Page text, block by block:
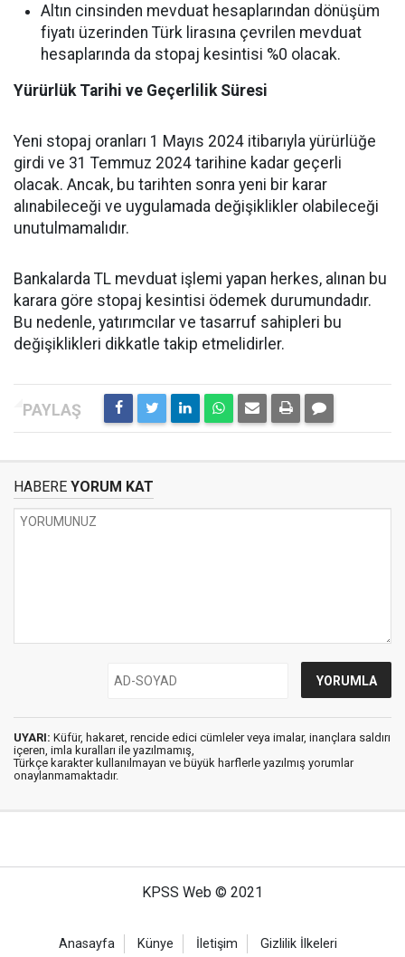
Altın cinsinden mevduat hesaplarından dönüşüm
fiyatı üzerinden Türk lirasına çevrilen mevduat
hesaplarında da stopaj kesintisi %0 olacak.
Yürürlük Tarihi ve Geçerlilik Süresi
Yeni stopaj oranları 1 Mayıs 2024 itibarıyla yürürlüğe
girdi ve 31 Temmuz 2024 tarihine kadar geçerli
olacak. Ancak, bu tarihten sonra yeni bir karar
alınabileceği ve uygulamada değişiklikler olabileceği
unutulmamalıdır.
Bankalarda TL mevduat işlemi yapan herkes, alınan bu
karara göre stopaj kesintisi ödemek durumundadır.
Bu nedenle, yatırımcılar ve tasarruf sahipleri bu
değişiklikleri dikkatle takip etmelidirler.
HABERE YORUM KAT
UYARI: Küfür, hakaret, rencide edici cümleler veya imalar, inançlara saldırı
içeren, imla kuralları ile yazılmamış,
Türkçe karakter kullanılmayan ve büyük harflerle yazılmış yorumlar
onaylanmamaktadır.
KPSS Web © 2021
Anasayfa Künye İletişim Gizlilik İlkeleri